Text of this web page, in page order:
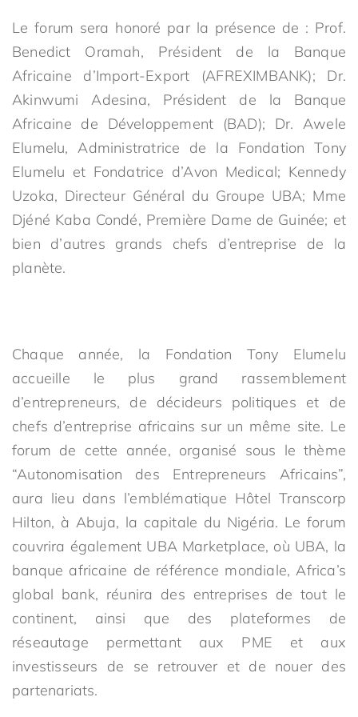
Le forum sera honoré par la présence de : Prof.
Benedict Oramah, Président de la Banque
Africaine d’Import-Export (AFREXIMBANK); Dr.
Akinwumi Adesina, Président de la Banque
Africaine de Développement (BAD); Dr. Awele
Elumelu, Administratrice de la Fondation Tony
Elumelu et Fondatrice d’Avon Medical; Kennedy
Uzoka, Directeur Général du Groupe UBA; Mme
Djéné Kaba Condé, Première Dame de Guinée; et
bien d’autres grands chefs d’entreprise de la
planète.
Chaque année, la Fondation Tony Elumelu
accueille le plus grand rassemblement
d’entrepreneurs, de décideurs politiques et de
chefs d’entreprise africains sur un même site. Le
forum de cette année, organisé sous le thème
“Autonomisation des Entrepreneurs Africains”,
aura lieu dans l’emblématique Hôtel Transcorp
Hilton, à Abuja, la capitale du Nigéria. Le forum
couvrira également UBA Marketplace, où UBA, la
banque africaine de référence mondiale, Africa’s
global bank, réunira des entreprises de tout le
continent, ainsi que des plateformes de
réseautage permettant aux PME et aux
investisseurs de se retrouver et de nouer des
partenariats.